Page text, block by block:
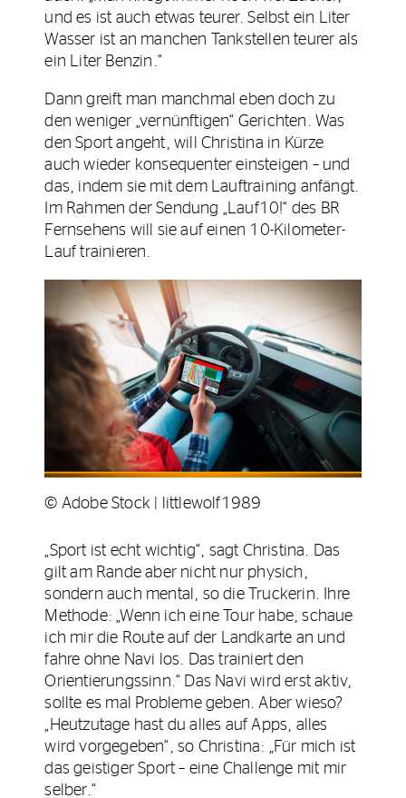
und es ist auch etwas teurer. Selbst ein Liter
Wasser ist an manchen Tankstellen teurer als
ein Liter Benzin.“
Dann greift man manchmal eben doch zu
den weniger „vernünftigen“ Gerichten. Was
den Sport angeht, will Christina in Kürze
auch wieder konsequenter einsteigen – und
das, indem sie mit dem Lauftraining anfängt.
Im Rahmen der Sendung „Lauf10!“ des BR
Fernsehens will sie auf einen 10-Kilometer-
Lauf trainieren.
© Adobe Stock | littlewolf1989
„Sport ist echt wichtig“, sagt Christina. Das
gilt am Rande aber nicht nur physich,
sondern auch mental, so die Truckerin. Ihre
Methode: „Wenn ich eine Tour habe, schaue
ich mir die Route auf der Landkarte an und
fahre ohne Navi los. Das trainiert den
Orientierungssinn.“ Das Navi wird erst aktiv,
sollte es mal Probleme geben. Aber wieso?
„Heutzutage hast du alles auf Apps, alles
wird vorgegeben“, so Christina: „Für mich ist
das geistiger Sport – eine Challenge mit mir
selber.“